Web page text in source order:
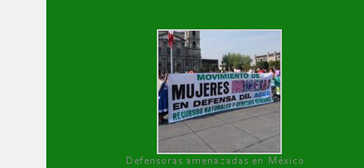
Defensoras amenazadas en México